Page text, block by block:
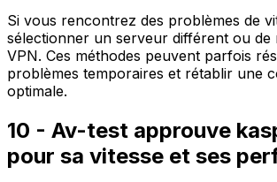
Si vous rencontrez des problèmes de
sélectionner un serveur différent ou de
VPN. Ces méthodes peuvent parfois
problèmes temporaires et rétablir une
optimale.
10 - Av-test approuve
pour sa vitesse et ses